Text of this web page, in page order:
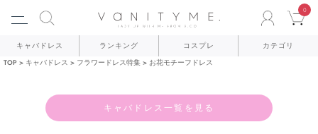
0
キャバドレス ランキング コスプレ カテゴリ
TOP キャバドレス フラワードレス特集 お花モチーフドレス
キャバドレス一覧を見る